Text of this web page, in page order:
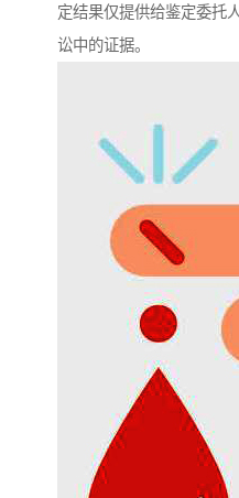
定结果仅提供给鉴定委托
讼中的证据。